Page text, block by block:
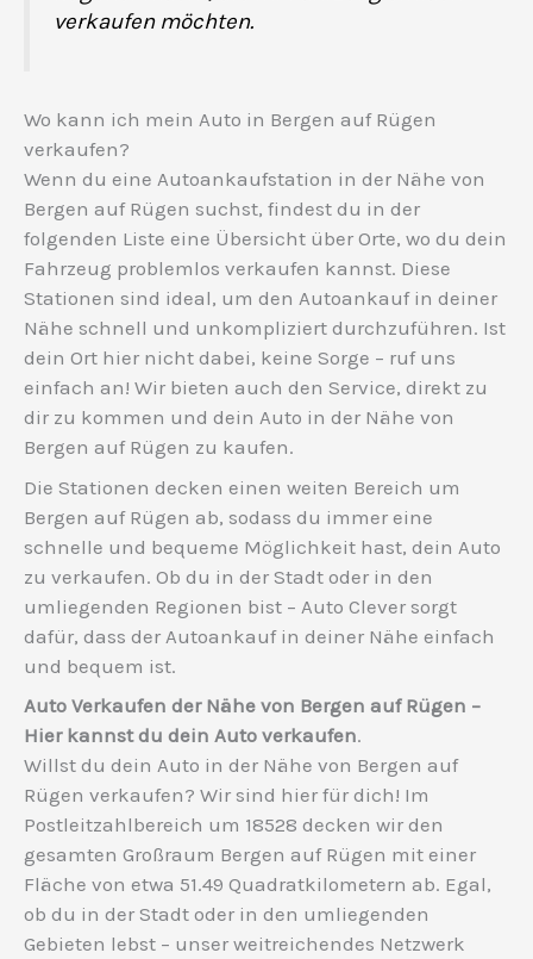
verkaufen möchten.
Wo kann ich mein Auto in Bergen auf Rügen
verkaufen?
Wenn du eine Autoankaufstation in der Nähe von
Bergen auf Rügen suchst, findest du in der
folgenden Liste eine Übersicht über Orte, wo du dein
Fahrzeug problemlos verkaufen kannst. Diese
Stationen sind ideal, um den Autoankauf in deiner
Nähe schnell und unkompliziert durchzuführen. Ist
dein Ort hier nicht dabei, keine Sorge – ruf uns
einfach an! Wir bieten auch den Service, direkt zu
dir zu kommen und dein Auto in der Nähe von
Bergen auf Rügen zu kaufen.
Die Stationen decken einen weiten Bereich um
Bergen auf Rügen ab, sodass du immer eine
schnelle und bequeme Möglichkeit hast, dein Auto
zu verkaufen. Ob du in der Stadt oder in den
umliegenden Regionen bist – Auto Clever sorgt
dafür, dass der Autoankauf in deiner Nähe einfach
und bequem ist.
Auto Verkaufen der Nähe von Bergen auf Rügen –
Hier kannst du dein Auto verkaufen.
Willst du dein Auto in der Nähe von Bergen auf
Rügen verkaufen? Wir sind hier für dich! Im
Postleitzahlbereich um 18528 decken wir den
gesamten Großraum Bergen auf Rügen mit einer
Fläche von etwa 51.49 Quadratkilometern ab. Egal,
ob du in der Stadt oder in den umliegenden
Gebieten lebst – unser weitreichendes Netzwerk